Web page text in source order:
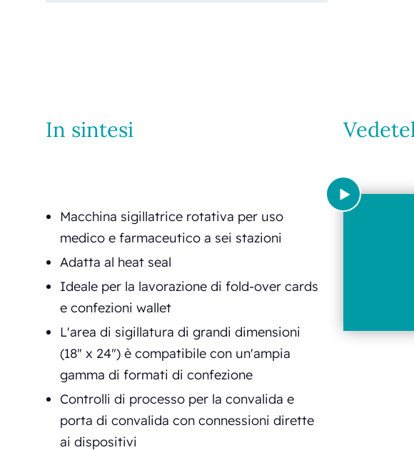
In sintesi
Macchina sigillatrice rotativa per uso
medico e farmaceutico a sei stazioni
Adatta al heat seal
Ideale per la lavorazione di fold-over cards
e confezioni wallet
L'area di sigillatura di grandi dimensioni
(18" x 24") è compatibile con un'ampia
gamma di formati di confezione
Controlli di processo per la convalida e
porta di convalida con connessioni dirette
ai dispositivi